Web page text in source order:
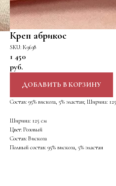
Креп абрикос
SKU: К9638
1 450
руб.
ДОБАВИТЬ В КОРЗИНУ
Состав: 95% вискоза, 5% эластан; Ширина:
Ширина: 125 см
Цвет: Розовый
Состав: Вискоза
Полный состав: 95% вискоза, 5% эластан